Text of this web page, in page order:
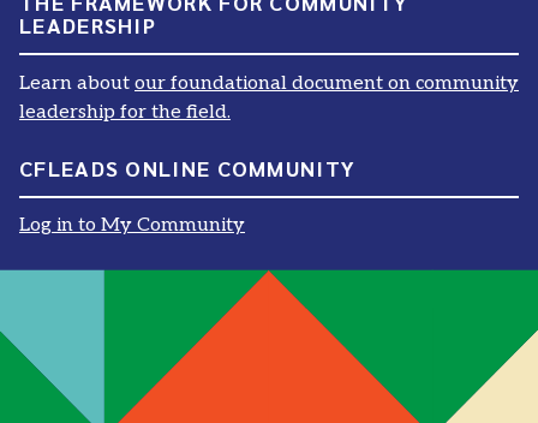
LEADERSHIP
Learn about our foundational document on community
leadership for the field.
CFLEADS ONLINE COMMUNITY
Log in to My Community